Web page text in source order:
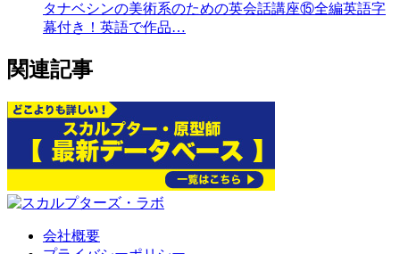
タナベシンの美術系のための英会話講座⑮全編英語字
幕付き！英語で作品…
関連記事
会社概要